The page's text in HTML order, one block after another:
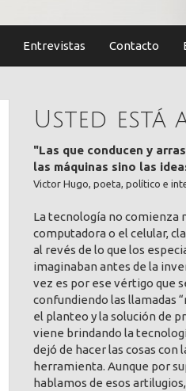
Entrevistas Contacto
Usted está
"Las que conducen y
las máquinas sino las
Victor Hugo, poeta, político e
La tecnología no comienza
computadora o el celular,
al revés de lo que los
imaginaban antes de la
vez es por ese vértigo que
confundiendo las llamadas
el planteo y la solución de
viene brindando la
dejó de hacer las cosas con
herramienta. Aunque por
hablamos de esos